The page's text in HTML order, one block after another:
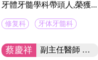
牙體牙髓學科帶頭人,榮獲...
修复科 牙体牙髓科
蔡慶祥 副主任醫師 國內資深修復醫生